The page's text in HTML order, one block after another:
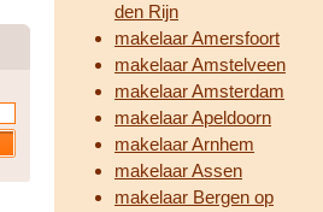
den Rijn
makelaar Amersfoort
makelaar Amstelveen
makelaar Amsterdam
makelaar Apeldoorn
makelaar Arnhem
makelaar Assen
makelaar Bergen op